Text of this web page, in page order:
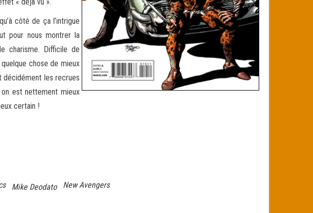
côté de ça l’intrigue
pour nous montrer la
charisme. Difficile de
chose de mieux
décidément les recrues
on est nettement mieux
certain !
Mike Deodato New Avengers